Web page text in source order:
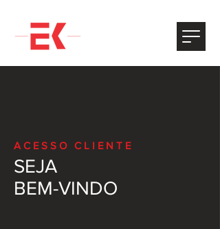
ACESSO CLIENTE
SEJA
BEM-VINDO